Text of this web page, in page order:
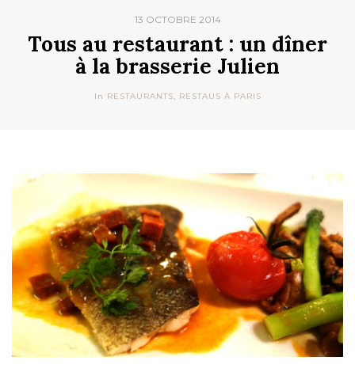
13 OCTOBRE 2014
Tous au restaurant : un dîner
à la brasserie Julien
In RESTAURANTS, RESTAUS À PARIS